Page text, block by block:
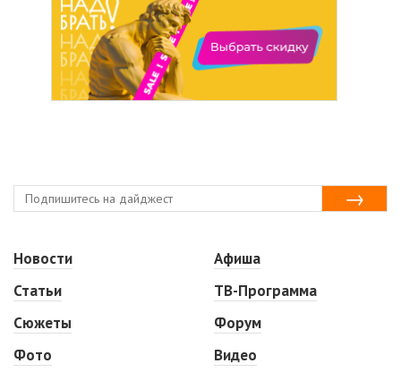
Новости
Статьи
Сюжеты
Фото
Афиша
ТВ-Программа
Форум
Видео